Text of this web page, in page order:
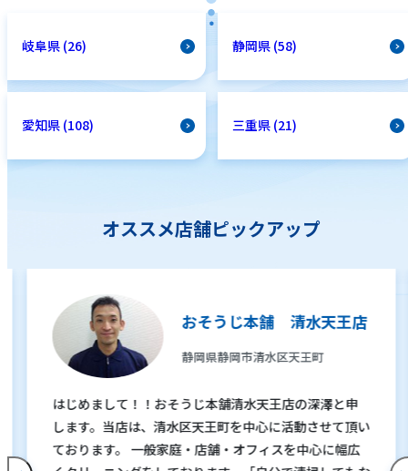
岐阜県 (26) 静岡県 (58)
愛知県 (108) 三重県 (21)
オススメ店舗ピックアップ
おそうじ本舗 清水天王店
静岡県静岡市清水区天王町
はじめまして！！おそうじ本舗清水天王店の深澤と申
します。当店は、清水区天王町を中心に活動させて頂い
ております。 一般家庭・店舗・オフィスを中心に幅広